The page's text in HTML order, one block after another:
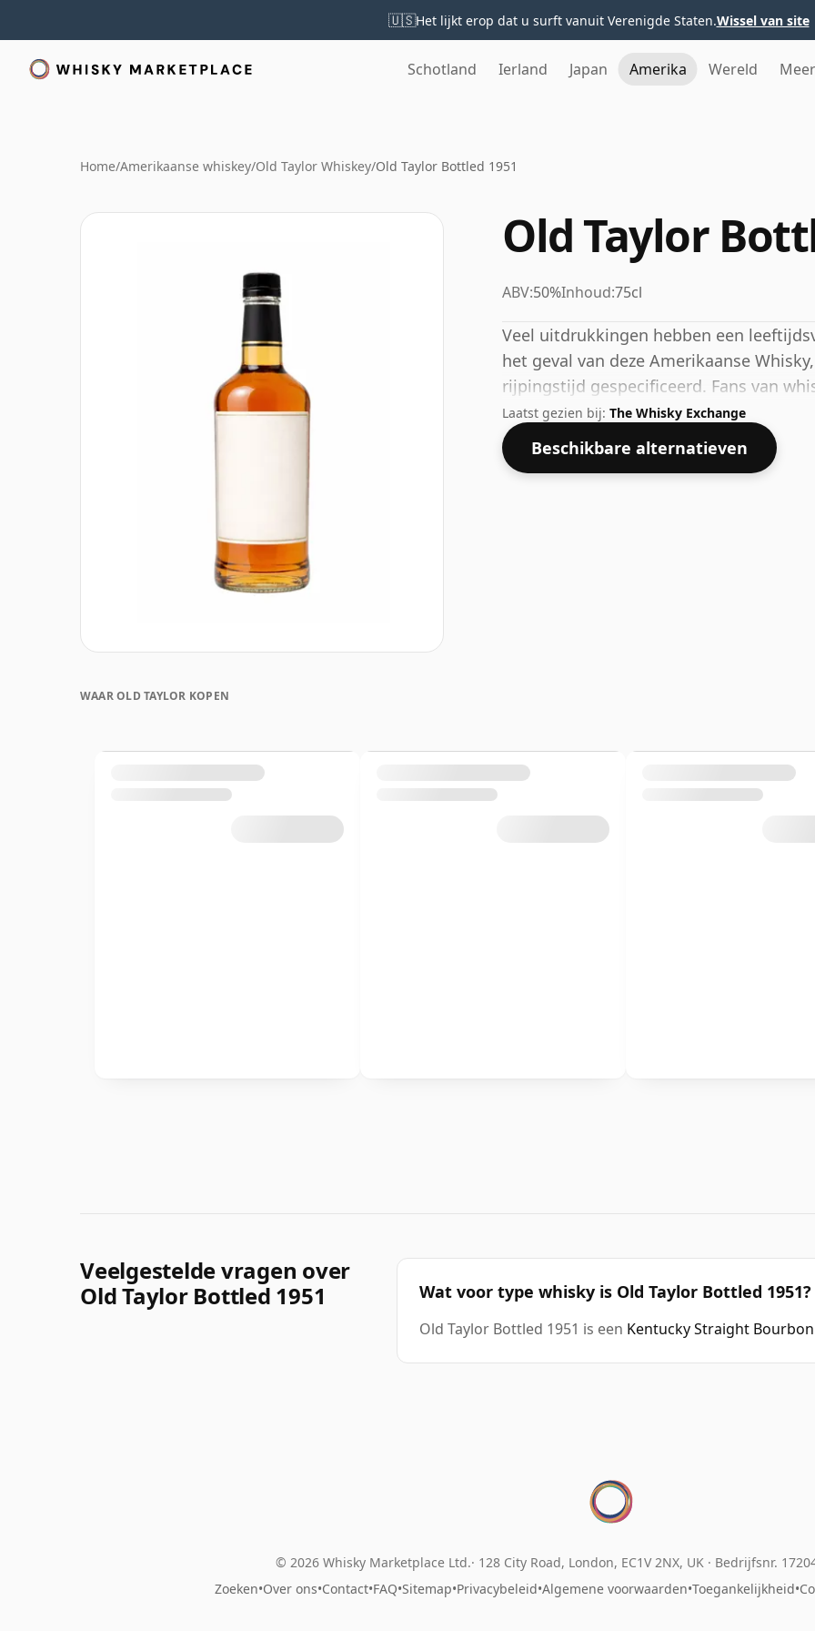
🇺🇸Het lijkt erop dat u surft vanuit Verenigde Staten.Wissel van site
Schotland Ierland Japan Amerika Wereld Meer
Home/Amerikaanse whiskey/Old Taylor Whiskey/Old Taylor Bottled 1951
Old Taylor
ABV:50%Inhoud:75cl
Veel uitdrukkingen hebben een
het geval van deze Amerikaanse
rijpingstijd gespecificeerd. Fans van
teleurgesteld zijn door deze botteling
Laatst gezien bij: The Whisky Exchange
Beschikbare alternatieven
WAAR OLD TAYLOR KOPEN
Veelgestelde vragen over
Old Taylor Bottled 1951
Wat voor type whisky is Old Taylor Bottled 1951?
Old Taylor Bottled 1951 is een Kentucky Straight
© 2026 Whisky Marketplace Ltd. 128 City Road, London, EC1V 2NX, UK · Bedrijfsnr.
Zoeken•Over ons•Contact•FAQ•Sitemap•Privacybeleid•Algemene voorwaarden•Toegankelijkheid•